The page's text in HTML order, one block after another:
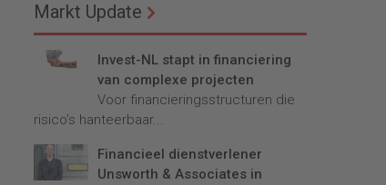
Markt Update
Invest-NL stapt in financiering
van complexe projecten
Voor financieringsstructuren die
risico’s hanteerbaar...
Financieel dienstverlener
Unsworth & Associates in